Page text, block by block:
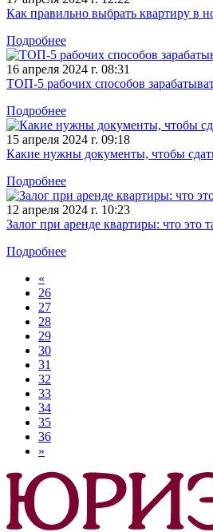
Как правильно выбрать квартиру в
Подробнее
16 апреля 2024 г. 08:31
ТОП-5 рабочих способов
Подробнее
15 апреля 2024 г. 09:18
Какие нужны документы, чтобы
Подробнее
12 апреля 2024 г. 10:23
Залог при аренде квартиры: что это
Подробнее
«
26
27
28
29
30
31
32
33
34
35
36
»